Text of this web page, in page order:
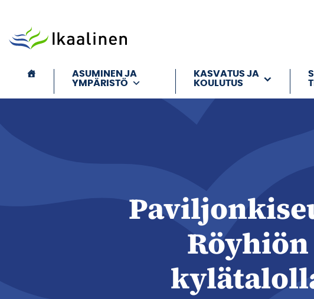
ASUMINEN JA
YMPÄRISTÖ
KASVATUS JA
KOULUTUS
Röyhiön